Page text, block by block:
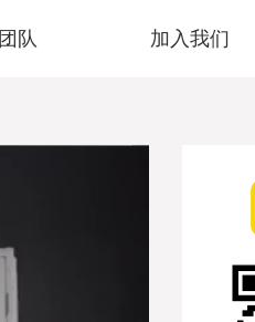
团队 加入我们